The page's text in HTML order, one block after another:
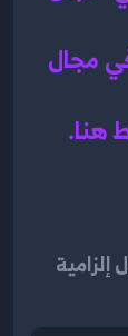
هنا.
إلزامية